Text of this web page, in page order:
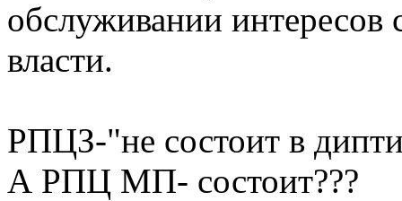
обслуживании интересов
власти.
РПЦЗ-"не состоит в
А РПЦ МП- состоит???